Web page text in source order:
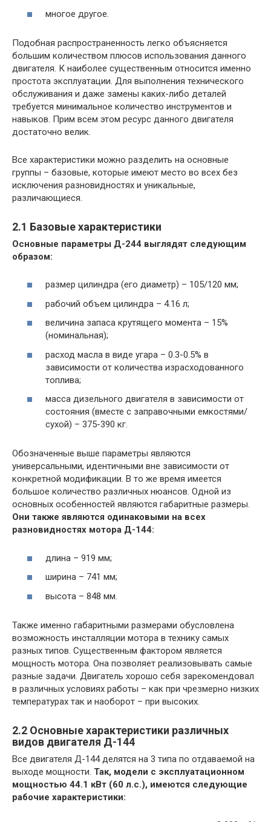
многое другое.
Подобная распространенность легко объясняется
большим количеством плюсов использования данного
двигателя. К наиболее существенным относится именно
простота эксплуатации. Для выполнения технического
обслуживания и даже замены каких-либо деталей
требуется минимальное количество инструментов и
навыков. Прим всем этом ресурс данного двигателя
достаточно велик.
Все характеристики можно разделить на основные
группы – базовые, которые имеют место во всех без
исключения разновидностях и уникальные,
различающиеся.
2.1 Базовые характеристики
Основные параметры Д-244 выглядят следующим
образом:
размер цилиндра (его диаметр) – 105/120 мм;
рабочий объем цилиндра – 4.16 л;
величина запаса крутящего момента – 15%
(номинальная);
расход масла в виде угара – 0.3-0.5% в
зависимости от количества израсходованного
топлива;
масса дизельного двигателя в зависимости от
состояния (вместе с заправочными емкостями/
сухой) – 375-390 кг.
Обозначенные выше параметры являются
универсальными, идентичными вне зависимости от
конкретной модификации. В то же время имеется
большое количество различных нюансов. Одной из
основных особенностей являются габаритные размеры.
Они также являются одинаковыми на всех
разновидностях мотора Д-144:
длина – 919 мм;
ширина – 741 мм;
высота – 848 мм.
Также именно габаритными размерами обусловлена
возможность инсталляции мотора в технику самых
разных типов. Существенным фактором является
мощность мотора. Она позволяет реализовывать самые
разные задачи. Двигатель хорошо себя зарекомендовал
в различных условиях работы – как при чрезмерно низких
температурах так и наоборот – при высоких.
2.2 Основные характеристики различных
видов двигателя Д-144
Все двигателя Д-144 делятся на 3 типа по отдаваемой на
выходе мощности. Так, модели с эксплуатационном
мощностью 44.1 кВт (60 л.с.), имеются следующие
рабочие характеристики: